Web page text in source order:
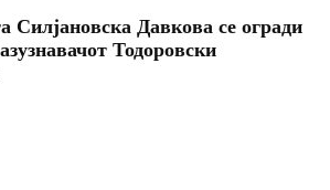
Силјановска Давкова се огради
Тодоровски